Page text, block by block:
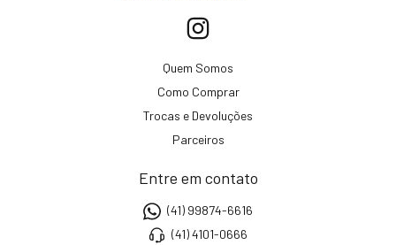
Quem Somos
Como Comprar
Trocas e Devoluções
Parceiros
Entre em contato
(41) 99874-6616
(41) 4101-0666